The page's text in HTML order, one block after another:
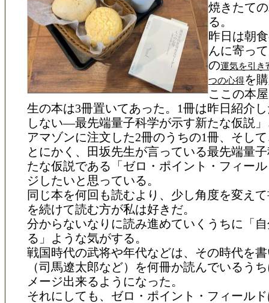
焼きたて
る。
昨日は朝
んに寄っ
の運気を引き
つの心得を
ここの本
生の本は3冊置いてあった。1冊は昨日紹介
しない―最先端量子科学が示す新たな仮説
アマゾンに注文した2冊のうちの1冊、そし
とにかく、田坂先生が言っている最先端量
たな仮説である「ゼロ・ポイント・フィー
ジしたいと思っている。
同じ本を何回も読むより、少し角度を変え
を続けて読む方が私は好きだ。
分からないなりに読み進めていくうちに「
る」ような気がする。
戦国時代の武将や年代などは、その時代を
（司馬遼太郎など）を何冊か読んでいるう
メージ出来るようになった。
それにしても、ゼロ・ポイント・フィール